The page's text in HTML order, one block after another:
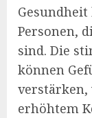
Personen,
sind. Die
können
verstärken,
erhöhtem